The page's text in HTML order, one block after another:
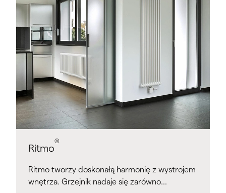
Ritmo
®
Ritmo tworzy doskonałą harmonię z wystrojem
wnętrza. Grzejnik nadaje się zarówno…